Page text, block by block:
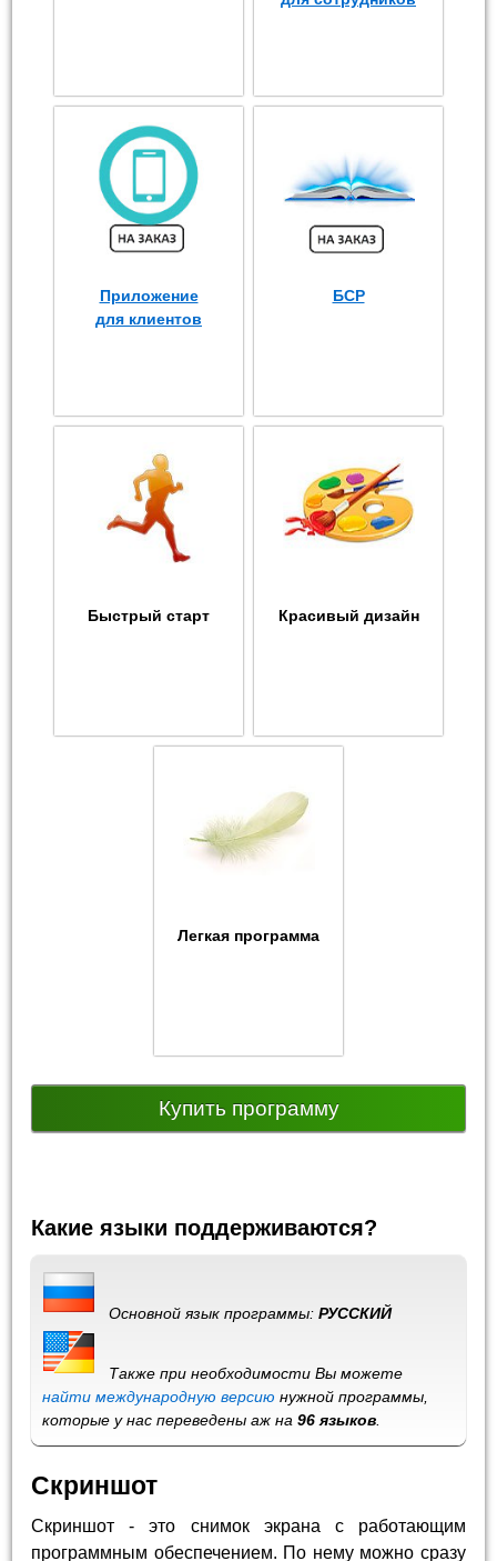
Приложение
для клиентов
БСР
Быстрый старт Красивый дизайн
Легкая программа
Купить программу
Какие языки поддерживаются?
Основной язык программы:РУССКИЙ
Также при необходимости Вы можете
найти международную версию нужной программы,
которые у нас переведены аж на96 языков
Скриншот
Скриншот - это снимок экрана с работающим
программным обеспечением. По нему можно сразу